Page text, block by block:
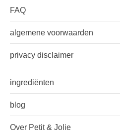
FAQ
algemene voorwaarden
privacy disclaimer
ingrediënten
blog
Over Petit & Jolie